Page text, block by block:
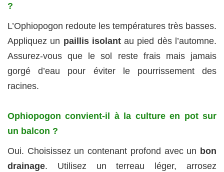
?
L’Ophiopogon redoute les températures très basses.
Appliquez un paillis isolantau pied dès l’automne.
Assurez-vous que le sol reste frais mais jamais
gorgé d’eau pour éviter le pourrissement des
racines.
Ophiopogon convient-il à la culture en pot sur
un balcon ?
Oui. Choisissez un contenant profond avec un bon
drainage. Utilisez un terreau léger, arrosez